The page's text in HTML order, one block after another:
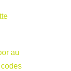
au